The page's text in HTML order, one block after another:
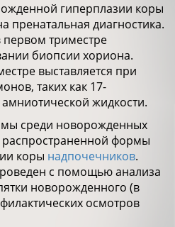
гиперплазии коры
пренатальная диагностика.
первом триместре
биопсии хориона.
выставляется при
таких как 17-
жидкости.
среди новорожденных
формы
коры надпочечников.
с помощью анализа
новорожденного (в
осмотров